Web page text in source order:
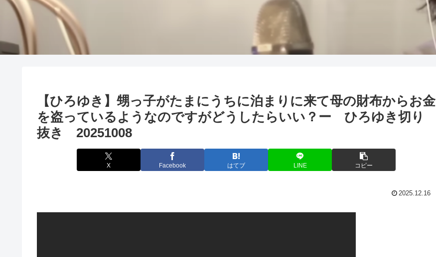
【ひろゆき】甥っ子がたまにうちに泊まりに来て母の財布からお金
を盗っているようなのですがどうしたらいい？ー ひろゆき切り
抜き 20251008
X Facebook はてブ LINE コピー
2025.12.16